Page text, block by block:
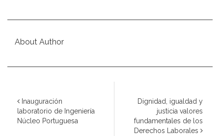
About Author
Inauguración
laboratorio de Ingeniería
Núcleo Portuguesa
Dignidad, igualdad y
justicia valores
fundamentales de los
Derechos Laborales